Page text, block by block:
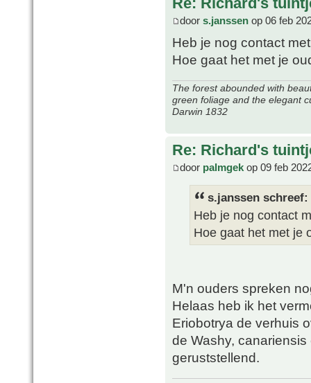
door s.janssen op 06 feb
Heb je nog contact
Hoe gaat het met je
The forest abounded with
green foliage and the elegant
Darwin 1832
Re: Richard's
door palmgek op 09 feb
s.janssen schreef:
Heb je nog contact
Hoe gaat het met je
M'n ouders spreken
Helaas heb ik het
Eriobotrya de verhuis
de Washy,
geruststellend.